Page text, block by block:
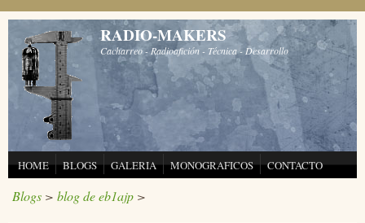
Pasar al contenido principal
RADIO-MAKERS
Cacharreo - Radioafición - Técnica - Desarrollo
HOME BLOGS GALERIA MONOGRAFICOS CONTACTO
Blogs > blog de eb1ajp >